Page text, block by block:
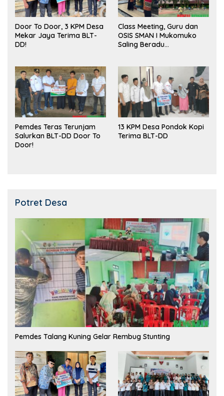
Door To Door, 3 KPM Desa
Mekar Jaya Terima BLT-
DD!
Class Meeting, Guru dan
OSIS SMAN I Mukomuko
Saling Beradu
Pemdes Teras Terunjam
Salurkan BLT-DD Door To
Door!
13 KPM Desa Pondok Kopi
Terima BLT-DD
Potret Desa
Pemdes Talang Kuning Gelar Rembug Stunting